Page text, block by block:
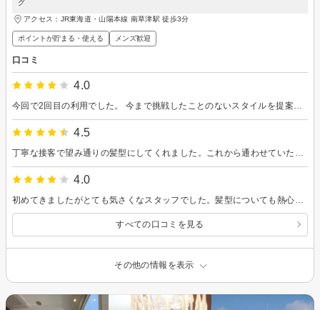
グ
アクセス：JR東海道・山陽本線 南草津駅 徒歩3分
ポイントが貯まる・使える メンズ歓迎
口コミ
4.0
4.5
4.0
すべての口コミを見る
その他の情報を表示